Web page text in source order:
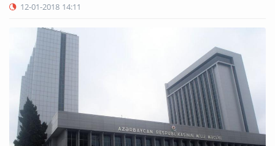
12-01-2018 14:11